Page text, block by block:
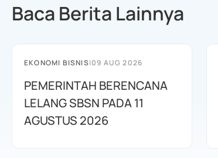
Baca Berita Lainnya
EKONOMI BISNIS|09 AUG 2026
PEMERINTAH BERENCANA
LELANG SBSN PADA 11
AGUSTUS 2026